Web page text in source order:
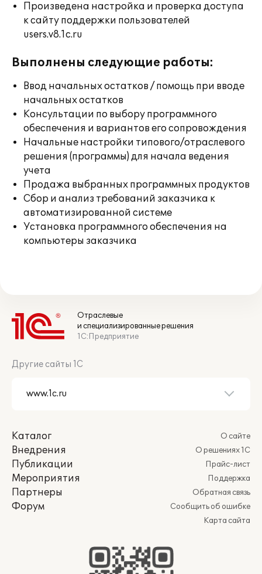
Произведена настройка и проверка доступа
к сайту поддержки пользователей
users.v8.1c.ru
Выполнены следующие работы:
Ввод начальных остатков / помощь при вводе
начальных остатков
Консультации по выбору программного
обеспечения и вариантов его сопровождения
Начальные настройки типового/отраслевого
решения (программы) для начала ведения
учета
Продажа выбранных программных продуктов
Сбор и анализ требований заказчика к
автоматизированной системе
Установка программного обеспечения на
компьютеры заказчика
Отраслевые
и специализированные решения
1С:Предприятие
Другие сайты 1С
Каталог
Внедрения
Публикации
Мероприятия
Партнеры
Форум
О сайте
О решениях 1С
Прайс-лист
Поддержка
Обратная связь
Сообщить об ошибке
Карта сайта